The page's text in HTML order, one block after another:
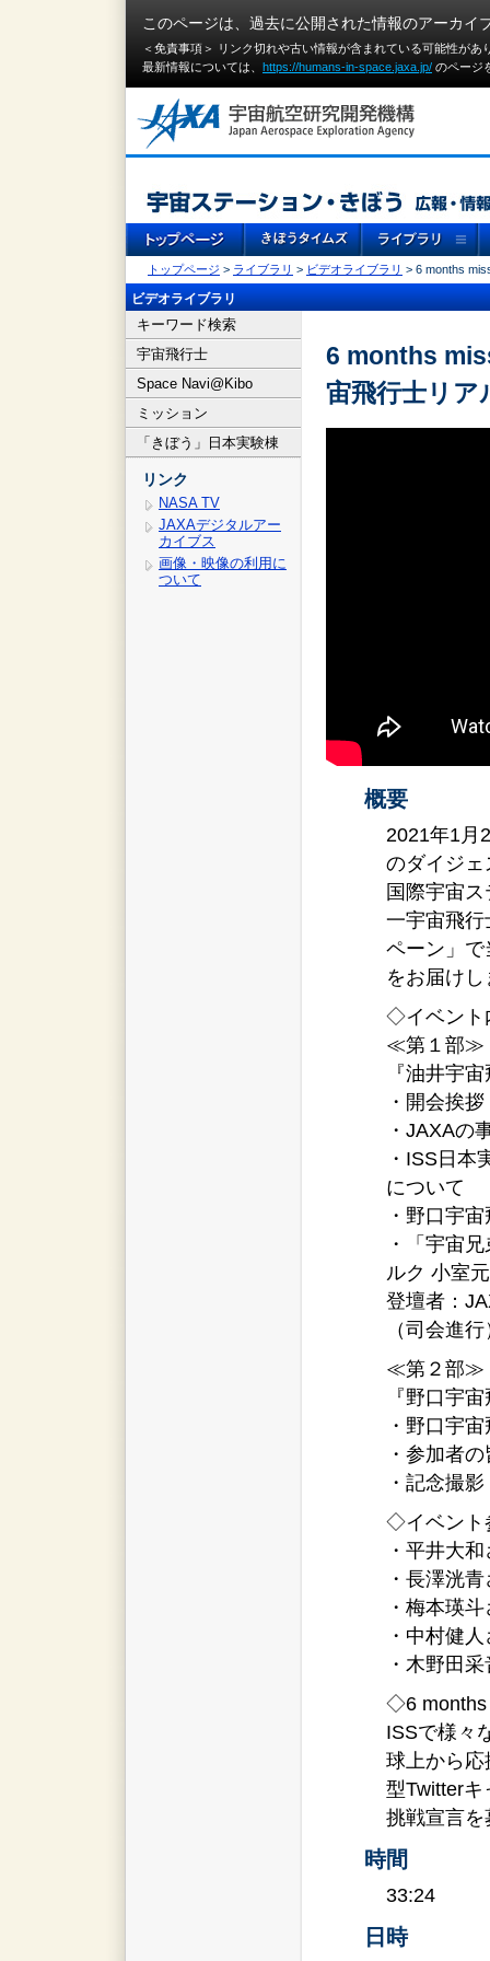
このページは、過去に公開された情報のアーカイ
＜免責事項＞ リンク切れや古い情報が含まれている可能性が
最新情報については、 https://humans-in-space.jaxa.jp/ のページ
トップページ > ライブラリ > ビデオライブラリ > 6 months
ビデオライブラリ
キーワード検索
宇宙飛行士
Space Navi@Kibo
ミッション
「きぼう」日本実験棟
リンク
NASA TV
JAXAデジタルアー
カイブス
画像・映像の利用に
ついて
6 months
宙飛行士リア
概要
2021年1月
のダイジ
国際宇宙
一宇宙飛
ペーン」
をお届け
◇イベント
≪第１部≫
『油井宇
・開会挨
・JAXAの
・ISS日本
について
・野口宇
・「宇宙
ルク 小室
登壇者：
（司会進
≪第２部≫
『野口宇
・野口宇
・参加者
・記念撮影
◇イベント
・平井大
・長澤洸
・梅本瑛
・中村健
・木野田
◇6 months
ISSで様々
球上から
型Twitter
挑戦宣言
時間
33:24
日時